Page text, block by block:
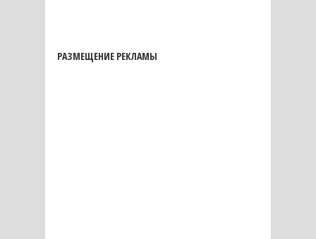
РАЗМЕЩЕНИЕ РЕКЛАМЫ